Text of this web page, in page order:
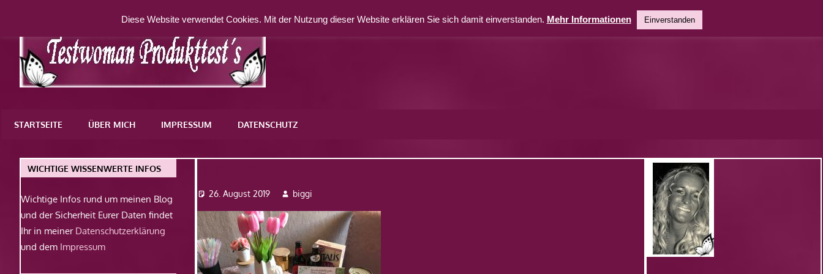
springen
WordPress-
STARTSEITE ÜBER MICH IMPRESSUM DATENSCHUTZ
26. August 2019 biggi
WICHTIGE WISSENWERTE INFOS
Wichtige Infos rund um meinen Blog
und der Sicherheit Eurer Daten findet
Ihr in meiner Datenschutzerklärung
und dem Impressum
Diese Website verwendet Cookies. Mit der Nutzung dieser Website erklären Sie sich damit einverstanden. Mehr Informationen Einverstanden